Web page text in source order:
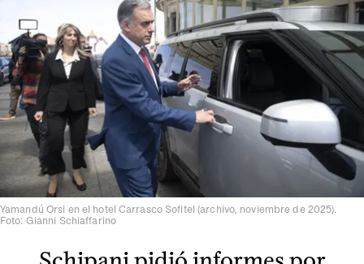
Yamandú Orsi en el hotel Carrasco Sofitel (archivo, noviembre de 2025).
Foto: Gianni Schiaffarino